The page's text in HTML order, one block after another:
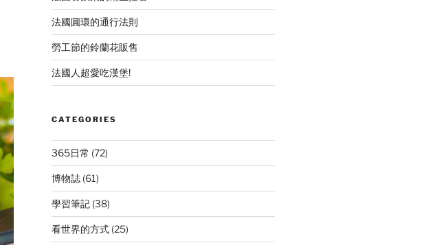
法國圓環的通行法則
勞工節的鈴蘭花販售
法國人超愛吃漢堡!
CATEGORIES
365日常 (72)
博物誌(61)
學習筆記(38)
看世界的方式(25)